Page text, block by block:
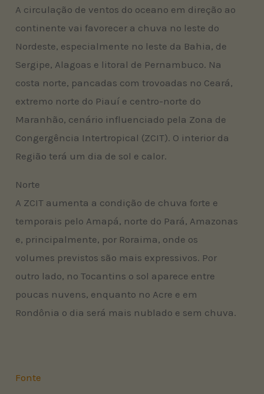
A circulação de ventos do oceano em direção ao
continente vai favorecer a chuva no leste do
Nordeste, especialmente no leste da Bahia, de
Sergipe, Alagoas e litoral de Pernambuco. Na
costa norte, pancadas com trovoadas no Ceará,
extremo norte do Piauí e centro-norte do
Maranhão, cenário influenciado pela Zona de
Congergência Intertropical (ZCIT). O interior da
Região terá um dia de sol e calor.
Norte
A ZCIT aumenta a condição de chuva forte e
temporais pelo Amapá, norte do Pará, Amazonas
e, principalmente, por Roraima, onde os
volumes previstos são mais expressivos. Por
outro lado, no Tocantins o sol aparece entre
poucas nuvens, enquanto no Acre e em
Rondônia o dia será mais nublado e sem chuva.
Fonte